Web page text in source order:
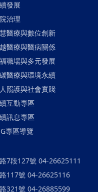
發展
治理
醫療與數位創新
醫療與醫病關係
職場與多元發展
醫療與環境永續
照護與社會實踐
互動專區
訊息專區
專區導覽
7段127號 04-26625111
117號 04-26625116
321號 04-26885599